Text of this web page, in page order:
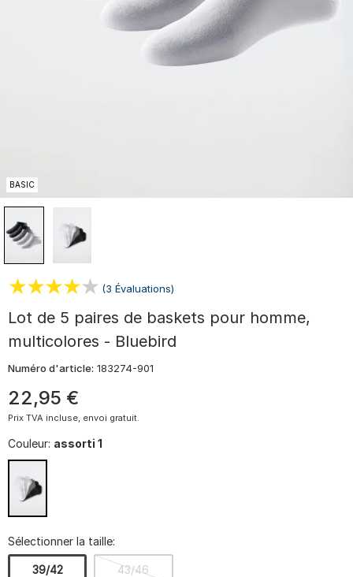
BASIC
(3 Évaluations)
Lot de 5 paires de baskets pour homme,
multicolores - Bluebird
Numéro d'article: 183274-901
22,95 €
Prix TVA incluse, envoi gratuit.
Couleur: assorti 1
Sélectionner la taille:
39/42 43/46